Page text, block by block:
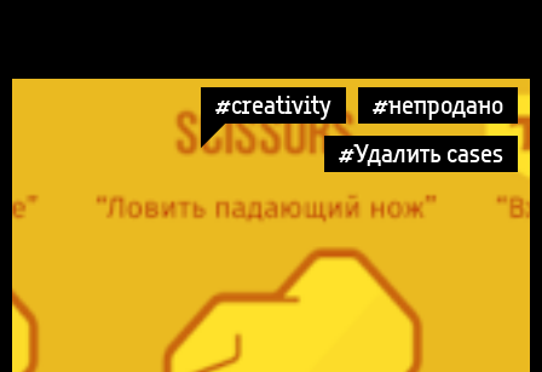
#creativity
#непродано
#Удалить cases